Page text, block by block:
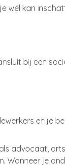
wél kan
bij een
en je
advocaat,
Wanneer je